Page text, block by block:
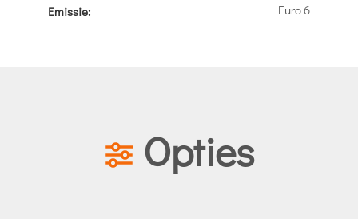
Emissie: Euro 6
Opties